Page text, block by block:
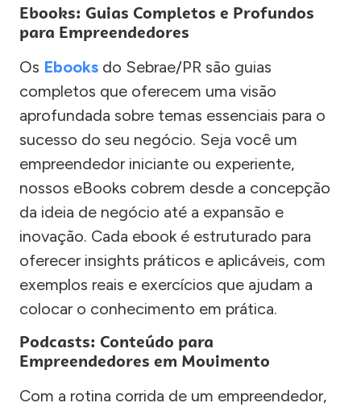
Ebooks: Guias Completos e Profundos
para Empreendedores
Os Ebooks do Sebrae/PR são guias
completos que oferecem uma visão
aprofundada sobre temas essenciais para o
sucesso do seu negócio. Seja você um
empreendedor iniciante ou experiente,
nossos eBooks cobrem desde a concepção
da ideia de negócio até a expansão e
inovação. Cada ebook é estruturado para
oferecer insights práticos e aplicáveis, com
exemplos reais e exercícios que ajudam a
colocar o conhecimento em prática.
Podcasts: Conteúdo para
Empreendedores em Movimento
Com a rotina corrida de um empreendedor,